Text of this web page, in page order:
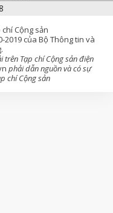
Cộng sản
2019 của Bộ Thông tin và
Tạp chí Cộng sản điện
phải dẫn nguồn và có sự
chí Cộng sản